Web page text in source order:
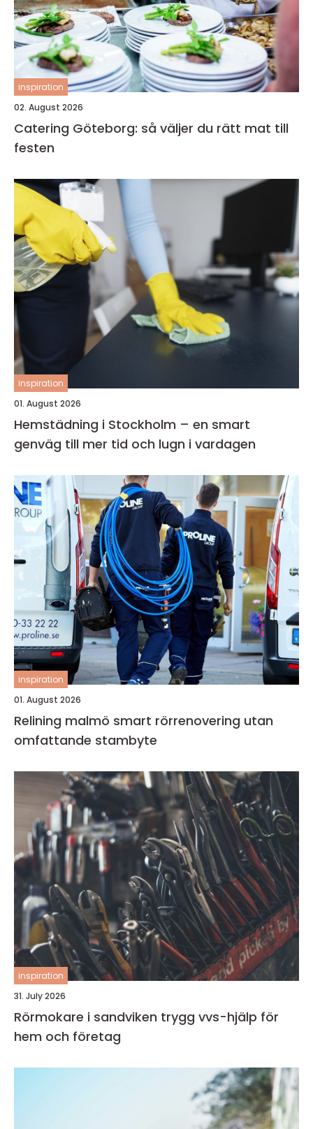
inspiration
02. August 2026
Catering Göteborg: så väljer du rätt mat till
festen
inspiration
01. August 2026
Hemstädning i Stockholm – en smart
genväg till mer tid och lugn i vardagen
inspiration
01. August 2026
Relining malmö smart rörrenovering utan
omfattande stambyte
inspiration
31. July 2026
Rörmokare i sandviken trygg vvs-hjälp för
hem och företag